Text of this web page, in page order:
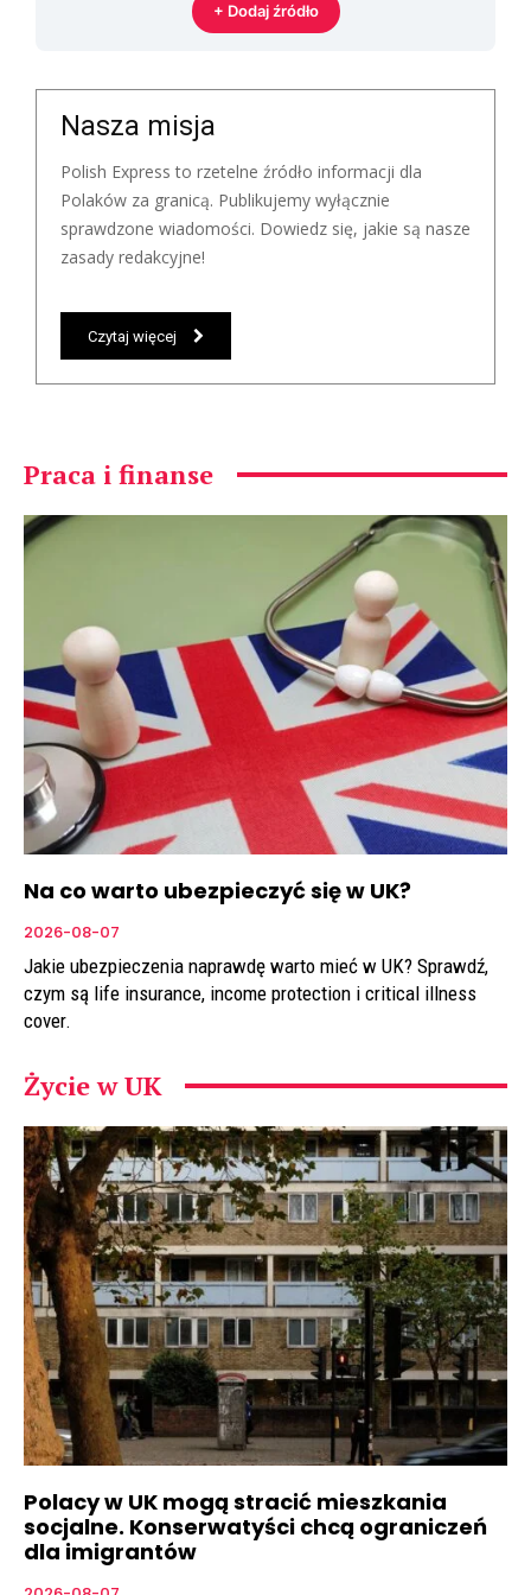
+ Dodaj źródło
Nasza misja
Polish Express to rzetelne źródło informacji dla
Polaków za granicą. Publikujemy wyłącznie
sprawdzone wiadomości. Dowiedz się, jakie są nasze
zasady redakcyjne!
Czytaj więcej
Praca i finanse
Na co warto ubezpieczyć się w UK?
2026-08-07
Jakie ubezpieczenia naprawdę warto mieć w UK? Sprawdź,
czym są life insurance, income protection i critical illness
cover.
Życie w UK
Polacy w UK mogą stracić mieszkania
socjalne. Konserwatyści chcą ograniczeń
dla imigrantów